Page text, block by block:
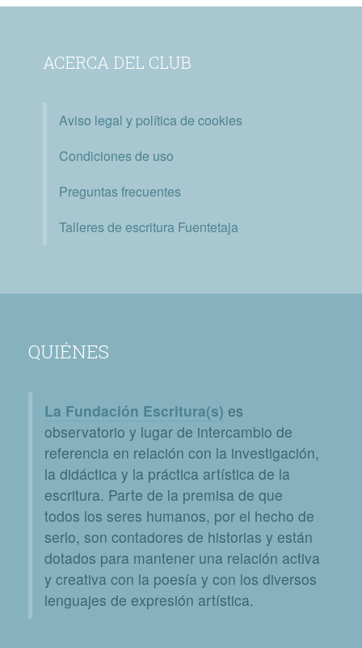
ACERCA DEL CLUB
Aviso legal y política de cookies
Condiciones de uso
Preguntas frecuentes
Talleres de escritura Fuentetaja
QUIÉNES
La Fundación Escritura(s) es
observatorio y lugar de intercambio de
referencia en relación con la investigación,
la didáctica y la práctica artística de la
escritura. Parte de la premisa de que
todos los seres humanos, por el hecho de
serlo, son contadores de historias y están
dotados para mantener una relación activa
y creativa con la poesía y con los diversos
lenguajes de expresión artística.